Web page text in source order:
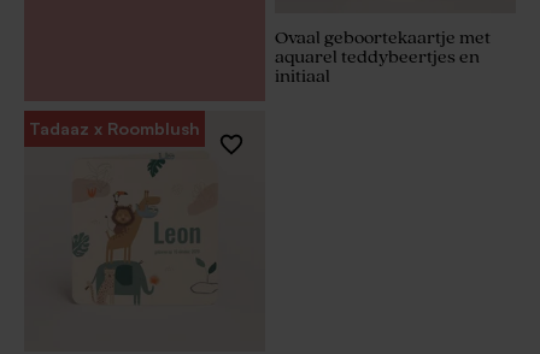
Ovaal geboortekaartje met
aquarel teddybeertjes en
initiaal
Tadaaz x Roomblush